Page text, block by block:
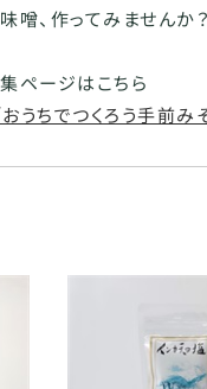
噌、作ってみませんか？
ページはこちら
うちでつくろう手前み